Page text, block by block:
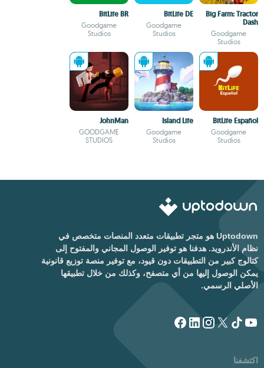
Big Farm: Tractor
Dash
Goodgame
Studios
BitLife DE
Goodgame
Studios
BitLife BR
Goodgame
Studios
BitLife Español
Goodgame
Studios
Island Life
Goodgame
Studios
JohnMan
GOODGAME
STUDIOS
Uptodown هو متجر تطبيقات متعدد المنصات متخصص في
نظام الأندرويد. هدفنا هو توفير الوصول المجاني والمفتوح إلى
كتالوج كبير من التطبيقات دون قيود، مع توفير منصة توزيع قانونية
يمكن الوصول إليها من أي متصفح، وكذلك من خلال تطبيقها
الأصلي الرسمي.
اكتشفنا